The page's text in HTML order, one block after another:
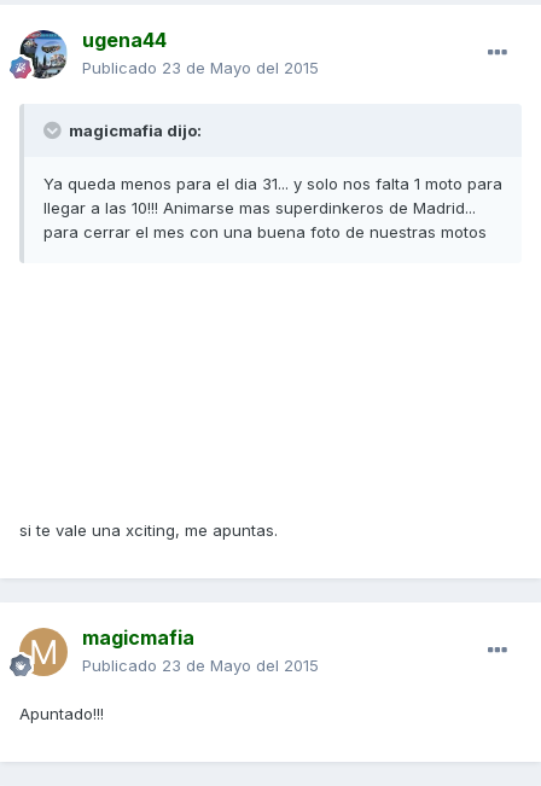
ugena44
Publicado 23 de Mayo del 2015
magicmafia dijo:
Ya queda menos para el dia 31... y solo nos falta 1 moto para
llegar a las 10!!! Animarse mas superdinkeros de Madrid...
para cerrar el mes con una buena foto de nuestras motos
si te vale una xciting, me apuntas.
magicmafia
Publicado 23 de Mayo del 2015
Apuntado!!!